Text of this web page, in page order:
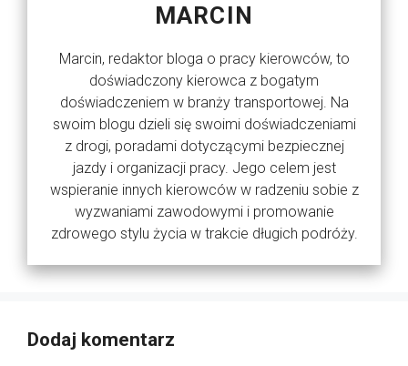
MARCIN
Marcin, redaktor bloga o pracy kierowców, to
doświadczony kierowca z bogatym
doświadczeniem w branży transportowej. Na
swoim blogu dzieli się swoimi doświadczeniami
z drogi, poradami dotyczącymi bezpiecznej
jazdy i organizacji pracy. Jego celem jest
wspieranie innych kierowców w radzeniu sobie z
wyzwaniami zawodowymi i promowanie
zdrowego stylu życia w trakcie długich podróży.
Dodaj komentarz